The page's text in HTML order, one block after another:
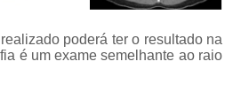
para Fazer Tomografia do Abdome
Clínica para Tomografia
poderá ter o resultado na
é um exame semelhante ao raio